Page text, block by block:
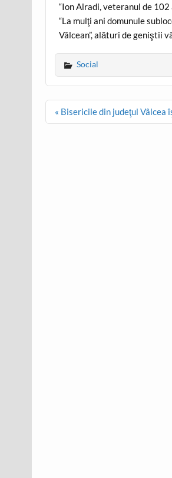
“Ion Alradi, veteranul de
“La mulţi ani domunule
Vâlcean”, alături de geniştii
Social
Post
« Bisericile din judeţul